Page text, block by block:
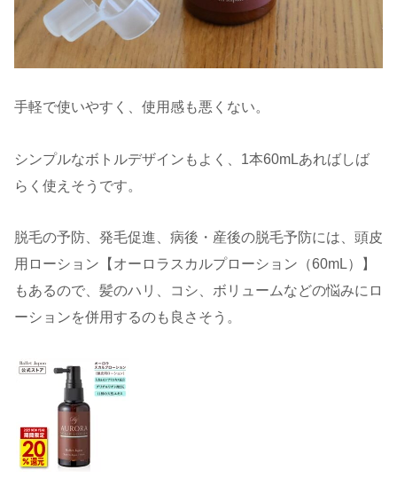
手軽で使いやすく、使用感も悪くない。
シンプルなボトルデザインもよく、1本60mLあればしば
らく使えそうです。
脱毛の予防、発毛促進、病後・産後の脱毛予防には、頭皮
用ローション【オーロラスカルプローション（60mL）】
もあるので、髪のハリ、コシ、ボリュームなどの悩みにロ
ーションを併用するのも良さそう。